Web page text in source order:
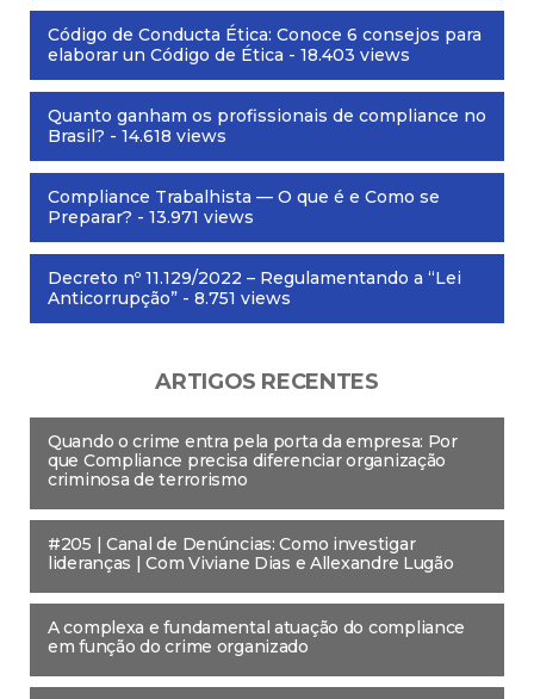
Código de Conducta Ética: Conoce 6 consejos para
elaborar un Código de Ética - 18.403 views
Quanto ganham os profissionais de compliance no
Brasil? - 14.618 views
Compliance Trabalhista — O que é e Como se
Preparar? - 13.971 views
Decreto nº 11.129/2022 – Regulamentando a “Lei
Anticorrupção” - 8.751 views
ARTIGOS RECENTES
Quando o crime entra pela porta da empresa: Por
que Compliance precisa diferenciar organização
criminosa de terrorismo
#205 | Canal de Denúncias: Como investigar
lideranças | Com Viviane Dias e Allexandre Lugão
A complexa e fundamental atuação do compliance
em função do crime organizado